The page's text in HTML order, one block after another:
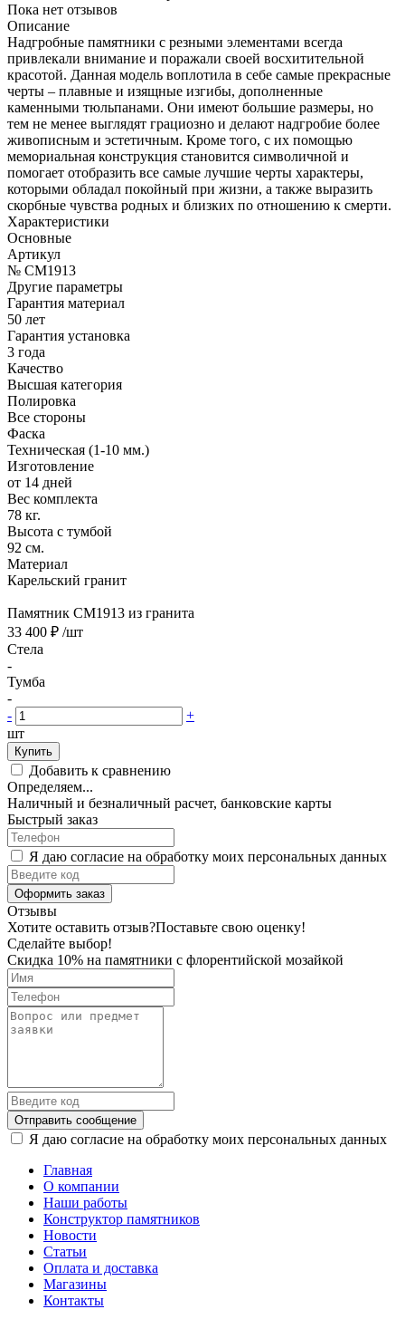
Пока нет отзывов
Описание
Надгробные памятники с резными элементами всегда
привлекали внимание и поражали своей восхитительной
красотой. Данная модель воплотила в себе самые прекрасные
черты – плавные и изящные изгибы, дополненные
каменными тюльпанами. Они имеют большие размеры, но
тем не менее выглядят грациозно и делают надгробие более
живописным и эстетичным. Кроме того, с их помощью
мемориальная конструкция становится символичной и
помогает отобразить все самые лучшие черты характеры,
которыми обладал покойный при жизни, а также выразить
скорбные чувства родных и близких по отношению к смерти.
Характеристики
Основные
Артикул
№ CM1913
Другие параметры
Гарантия материал
50 лет
Гарантия установка
3 года
Качество
Высшая категория
Полировка
Все стороны
Фаска
Техническая (1-10 мм.)
Изготовление
от 14 дней
Вес комплекта
78 кг.
Высота с тумбой
92 см.
Материал
Карельский гранит
Памятник CM1913 из гранита
33 400 ₽ /шт
Стела
-
Тумба
-
-
+
шт
Купить
Добавить к сравнению
Определяем...
Наличный и безналичный расчет, банковские карты
Быстрый заказ
Я даю согласие на обработку моих персональных данных
Оформить заказ
Отзывы
Хотите оставить отзыв?Поставьте свою оценку!
Сделайте выбор!
Скидка 10% на памятники с флорентийской мозайкой
Отправить сообщение
Я даю согласие на обработку моих персональных данных
Главная
О компании
Наши работы
Конструктор памятников
Новости
Статьи
Оплата и доставка
Магазины
Контакты